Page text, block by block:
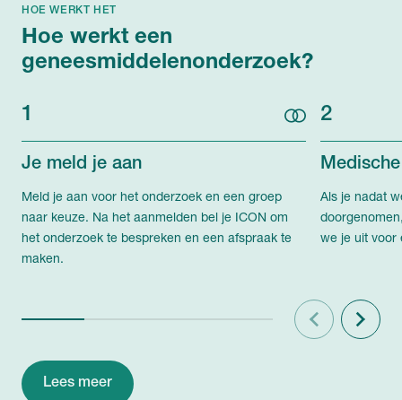
HOE WERKT HET
Hoe werkt een
geneesmiddelenonderzoek?
1
Je meld je aan
Meld je aan voor het onderzoek en een groep
naar keuze. Na het aanmelden bel je ICON om
het onderzoek te bespreken en een afspraak te
maken.
2
Als je nadat
we je uit voor
Vorige
Lees meer